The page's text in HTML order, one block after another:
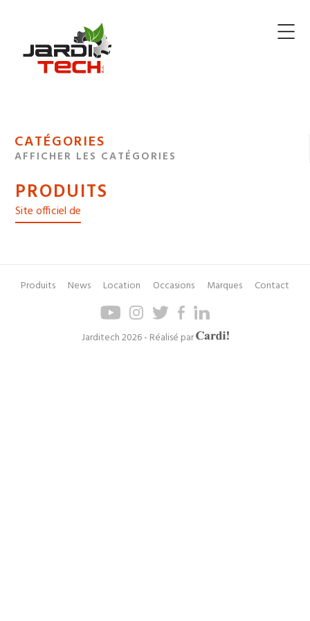
Jarditech
MENU
DE
DES
CATÉGORIES
AFFICHER LES CATÉGORIES
PRODUITS
Site officiel de
Pied
Menu
navigation
Produits News Location Occasions Marques Contact
Jarditech 2026 - Réalisé par
Axel